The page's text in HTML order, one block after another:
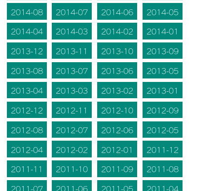
2014-08
2014-07 2014-06
2014-05
2014-04
2014-03 2014-02
2014-01
2013-12
2013-11 2013-10
2013-09
2013-08
2013-07 2013-06
2013-05
2013-04
2013-03 2013-02
2013-01
2012-12
2012-11 2012-10
2012-09
2012-08
2012-07 2012-06
2012-05
2012-04
2012-02 2012-01
2011-12
2011-11
2011-10 2011-09
2011-08
2011-07
2011-06 2011-05
2011-04